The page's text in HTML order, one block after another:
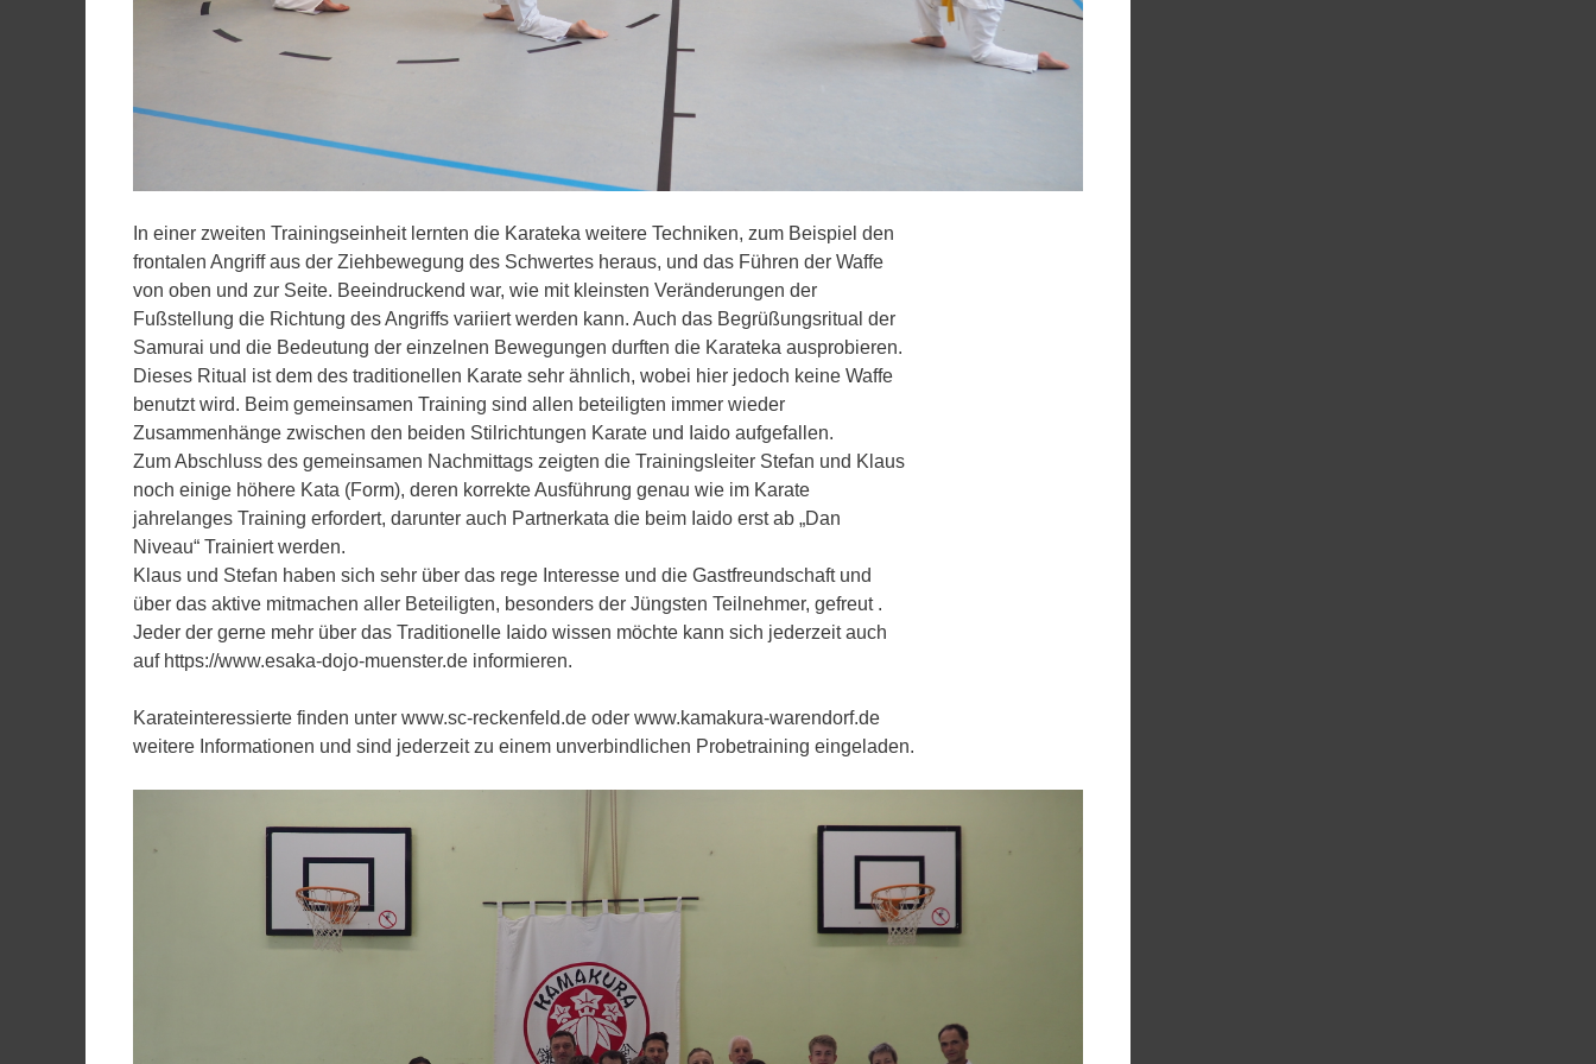
In einer zweiten Trainingseinheit lernten die Karateka weitere Techniken, zum Beispiel den
frontalen Angriff aus der Ziehbewegung des Schwertes heraus, und das Führen der Waffe
von oben und zur Seite. Beeindruckend war, wie mit kleinsten Veränderungen der
Fußstellung die Richtung des Angriffs variiert werden kann. Auch das Begrüßungsritual der
Samurai und die Bedeutung der einzelnen Bewegungen durften die Karateka ausprobieren.
Dieses Ritual ist dem des traditionellen Karate sehr ähnlich, wobei hier jedoch keine Waffe
benutzt wird. Beim gemeinsamen Training sind allen beteiligten immer wieder
Zusammenhänge zwischen den beiden Stilrichtungen Karate und Iaido aufgefallen.
Zum Abschluss des gemeinsamen Nachmittags zeigten die Trainingsleiter Stefan und Klaus
noch einige höhere Kata (Form), deren korrekte Ausführung genau wie im Karate
jahrelanges Training erfordert, darunter auch Partnerkata die beim Iaido erst ab „Dan
Niveau“ Trainiert werden.
Klaus und Stefan haben sich sehr über das rege Interesse und die Gastfreundschaft und
über das aktive mitmachen aller Beteiligten, besonders der Jüngsten Teilnehmer, gefreut .
Jeder der gerne mehr über das Traditionelle Iaido wissen möchte kann sich jederzeit auch
auf https://www.esaka-dojo-muenster.de informieren.
Karateinteressierte finden unter www.sc-reckenfeld.de oder www.kamakura-warendorf.de
weitere Informationen und sind jederzeit zu einem unverbindlichen Probetraining eingeladen.